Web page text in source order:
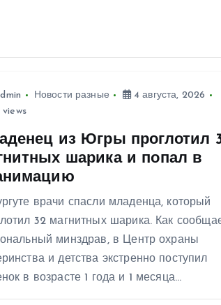
Новости разные
4 августа, 2026
views
из Югры проглотил
шарика и попал в
врачи спасли младенца, который
32 магнитных шарика. Как
минздрав, в Центр охраны
и детства экстренно поступил
в возрасте 1 года и 1 месяца…